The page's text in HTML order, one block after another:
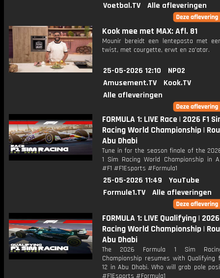
Voetbal.TV
Alle afleveringen
Kook mee met MAX: Afl. 81
Mounir bereidt een lentepasta met
twist, met courgette, erwt en za'atar.
25-05-2026 12:10
NPO2
Amusement.TV
Kook.TV
Alle afleveringen
FORMULA 1: LIVE Race | 2026 F1
Racing World Championship |
Abu Dhabi
Tune in for the season finale of the
1 Sim Racing World Championship in
#F1 #F1Esports #Formula1
25-05-2026 11:49
YouTube
Formule1.TV
Alle afleveringen
FORMULA 1: LIVE Qualifying |
Racing World Championship |
Abu Dhabi
The 2026 Formula 1 Sim
Championship resumes with Qualifying
12 in Abu Dhabi. Who will grab pole
#F1Esports #Formula1